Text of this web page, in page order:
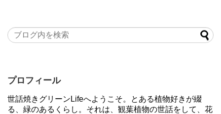
プロフィール
世話焼きグリーンLifeへようこそ。とある植物好きが綴
る、緑のあるくらし。それは、観葉植物の世話をして、花